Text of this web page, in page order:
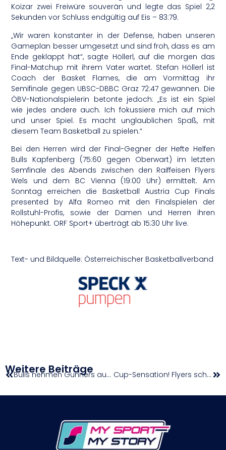
Koizar zwei Freiwüre souverän und legte das Spiel 2,2
Sekunden vor Schluss endgültig auf Eis – 83:79.
„Wir waren konstanter in der Defense, haben unseren
Gameplan besser umgesetzt und sind froh, dass es am
Ende geklappt hat“, sagte Höllerl, auf die morgen das
Final-Matchup mit ihrem Vater wartet. Stefan Höllerl ist
Coach der Basket Flames, die am Vormittag ihr
Semifinale gegen UBSC-DBBC Graz 72:47 gewannen. Die
ÖBV-Nationalspielerin betonte jedoch: „Es ist ein Spiel
wie jedes andere auch. Ich fokussiere mich auf mich
und unser Spiel. Es macht unglaublichen Spaß, mit
diesem Team Basketball zu spielen.“
Bei den Herren wird der Final-Gegner der Hefte Helfen
Bulls Kapfenberg (75:60 gegen Oberwart) im letzten
Semfinale des Abends zwischen den Raiffeisen Flyers
Wels und dem BC Vienna (19:00 Uhr) ermittelt. Am
Sonntag erreichen die Basketball Austria Cup Finals
presented by Alfa Romeo mit den Finalspielen der
Rollstuhl-Profis, sowie der Damen und Herren ihren
Höhepunkt. ORF Sport+ überträgt ab 15:30 Uhr live.
Text- und Bildquelle: Österreichischer Basketballverband
Weitere Beiträge Bulls nehmen Gunners auf die „Hörner“ und ziehen ins Cup-Finale ein Cup-Sensation! Flyers schalten BC Vienna aus und erreichen drittes Finale in Serie